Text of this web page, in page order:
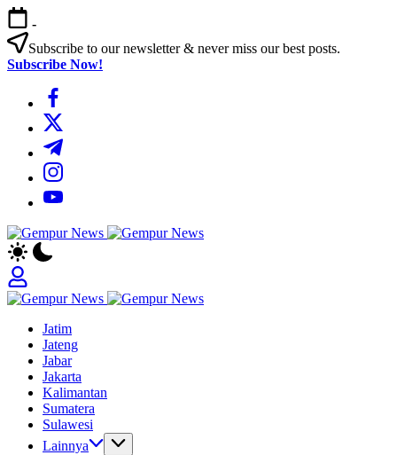
Skip
to
content
-
Subscribe to our newsletter & never miss our best posts.
Subscribe Now!
https://www.facebook.com/
https://twitter.com/
https://t.me/
https://www.instagram.com/
https://youtube.com/
Gempur
Jelajah
Informasi
Dunia
Tanpa
Gempur
Informasi
Dunia
Tanpa
Batas
Jatim
Jateng
Jabar
Jakarta
Kalimantan
Sumatera
Sulawesi
Lainnya